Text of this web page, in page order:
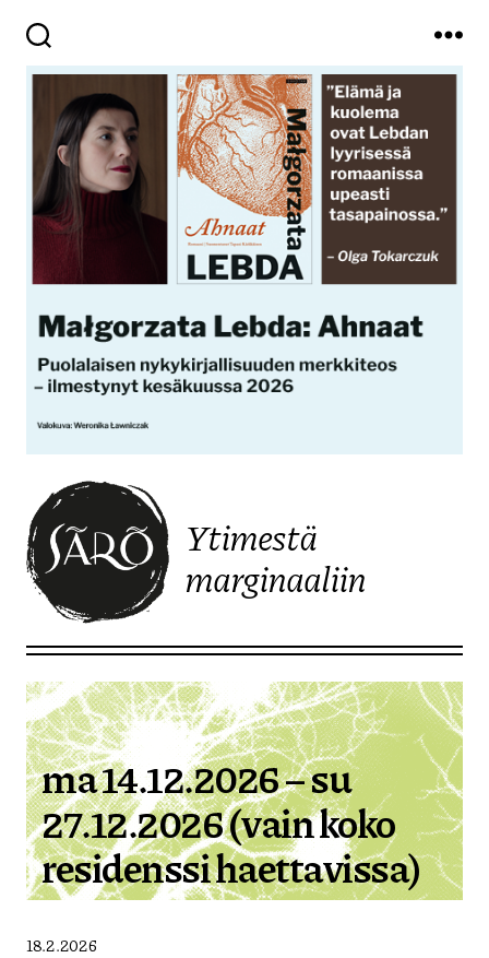
Ytimestä
marginaaliin
ma 14.12.2026 – su
27.12.2026 (vain koko
residenssi haettavissa)
18.2.2026